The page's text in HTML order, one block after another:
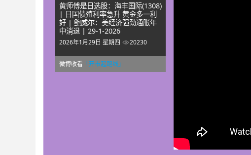
黄师傅是日选股：海丰国际(1308)
| 日国债殖利率急升 黄金多一利
好 | 鲍威尔：美经济强劲通胀年
中消退 | 29-1-2026
2026年1月29日 星期四 20230
微博收看 「开市起跑线」